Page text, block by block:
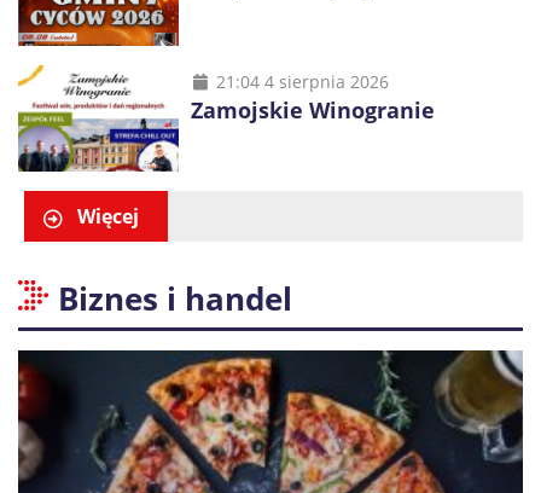
21:04 4 sierpnia 2026
Zamojskie Winogranie
Więcej
Biznes i handel